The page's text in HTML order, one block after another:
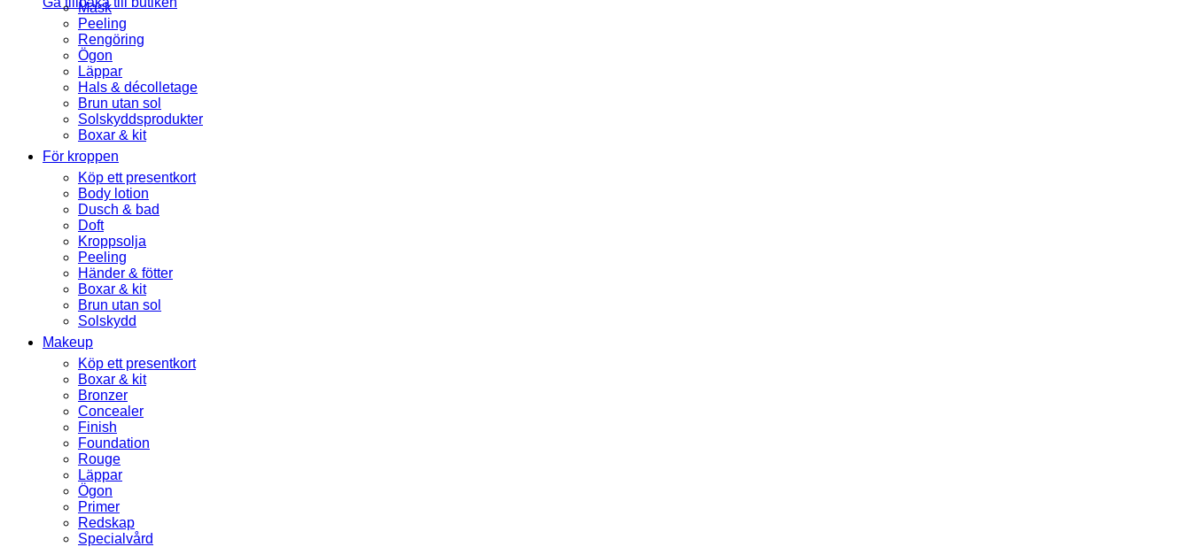
Mask
Peeling
Rengöring
Ögon
Läppar
Hals & décolletage
Brun utan sol
Solskyddsprodukter
Boxar & kit
För kroppen
Köp ett presentkort
Body lotion
Dusch & bad
Doft
Kroppsolja
Peeling
Händer & fötter
Boxar & kit
Brun utan sol
Solskydd
Makeup
Köp ett presentkort
Boxar & kit
Bronzer
Concealer
Finish
Foundation
Rouge
Läppar
Ögon
Primer
Redskap
Specialvård